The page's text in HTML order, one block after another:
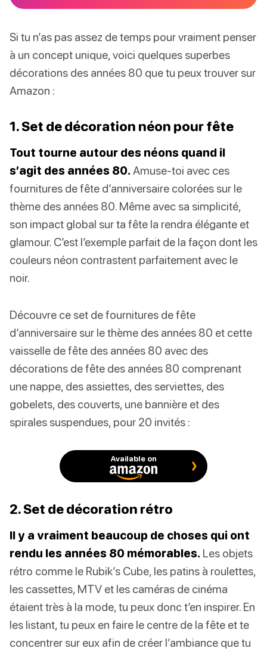
Si tu n’as pas assez de temps pour vraiment penser
à un concept unique, voici quelques superbes
décorations des années 80 que tu peux trouver sur
Amazon :
1. Set de décoration néon pour fête
Tout tourne autour des néons quand il
s’agit des années 80. Amuse-toi avec ces
fournitures de fête d’anniversaire colorées sur le
thème des années 80. Même avec sa simplicité,
son impact global sur ta fête la rendra élégante et
glamour. C’est l’exemple parfait de la façon dont les
couleurs néon contrastent parfaitement avec le
noir.
Découvre ce set de fournitures de fête
d’anniversaire sur le thème des années 80 et cette
vaisselle de fête des années 80 avec des
décorations de fête des années 80 comprenant
une nappe, des assiettes, des serviettes, des
gobelets, des couverts, une bannière et des
spirales suspendues, pour 20 invités :
Available on
2. Set de décoration rétro
Il y a vraiment beaucoup de choses qui ont
rendu les années 80 mémorables. Les objets
rétro comme le Rubik’s Cube, les patins à roulettes,
les cassettes, MTV et les caméras de cinéma
étaient très à la mode, tu peux donc t’en inspirer. En
les listant, tu peux en faire le centre de la fête et te
concentrer sur eux afin de créer l’ambiance que tu